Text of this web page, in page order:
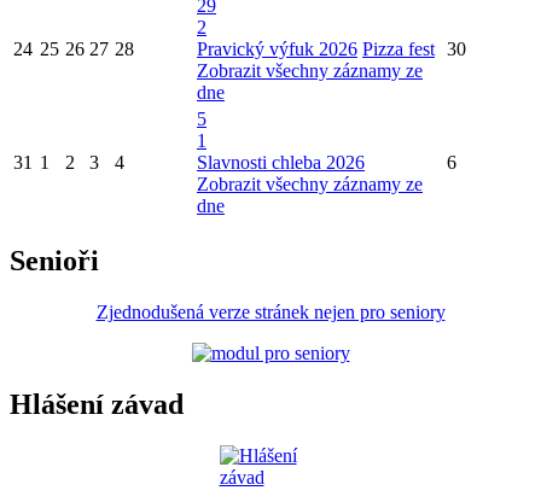
24 25 26 27 28
29
2
Pravický výfuk 2026 Pizza fest
Zobrazit všechny záznamy ze
dne
30
31 1 2 3 4
5
1
Slavnosti chleba 2026
Zobrazit všechny záznamy ze
dne
6
Senioři
Zjednodušená verze stránek nejen pro seniory
Hlášení závad